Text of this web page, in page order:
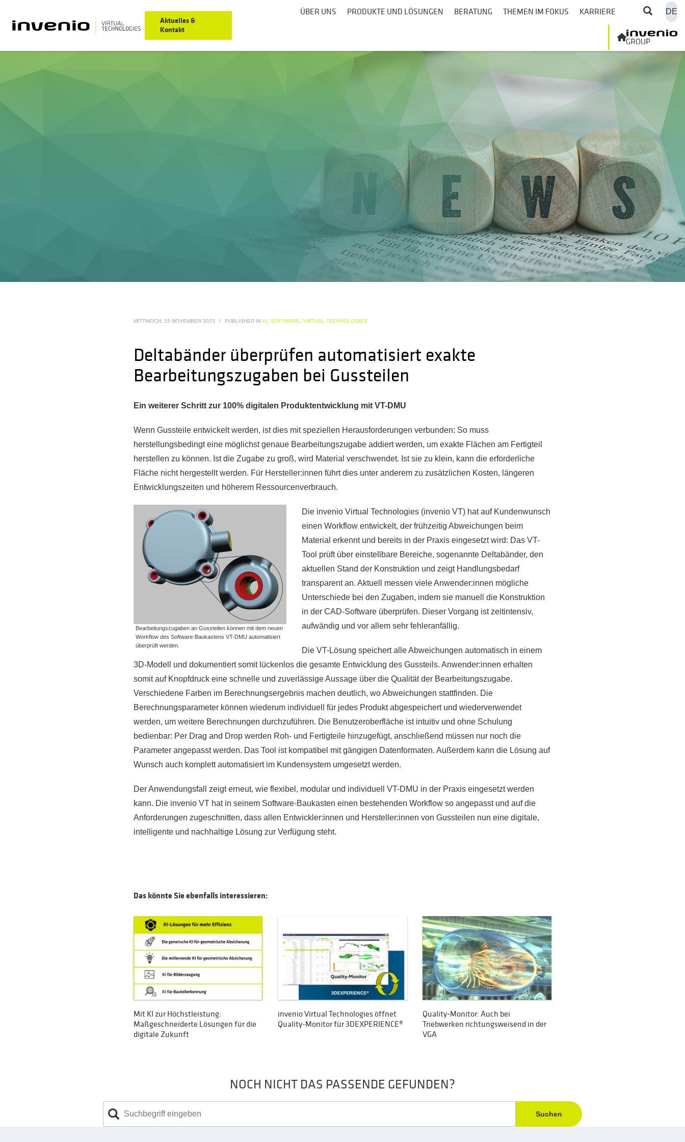
Aktuelles &
Kontakt
ÜBER UNS PRODUKTE UND LÖSUNGEN BERATUNG THEMEN IM FOKUS KARRIERE DE
MITTWOCH, 15 NOVEMBER 2023 / PUBLISHED IN KI , SOFTWARE, VIRTUAL TECHNOLOGIES
Deltabänder überprüfen automatisiert exakte
Bearbeitungszugaben bei Gussteilen
Ein weiterer Schritt zur 100% digitalen Produktentwicklung mit VT-DMU
Wenn Gussteile entwickelt werden, ist dies mit speziellen Herausforderungen verbunden: So muss
herstellungsbedingt eine möglichst genaue Bearbeitungszugabe addiert werden, um exakte Flächen am Fertigteil
herstellen zu können. Ist die Zugabe zu groß, wird Material verschwendet. Ist sie zu klein, kann die erforderliche
Fläche nicht hergestellt werden. Für Hersteller:innen führt dies unter anderem zu zusätzlichen Kosten, längeren
Entwicklungszeiten und höherem Ressourcenverbrauch.
Bearbeitungszugaben an Gussteilen können mit dem neuen
Workflow des Software-Baukastens VT-DMU automatisiert
überprüft werden.
Die invenio Virtual Technologies (invenio VT) hat auf Kundenwunsch
einen Workflow entwickelt, der frühzeitig Abweichungen beim
Material erkennt und bereits in der Praxis eingesetzt wird: Das VT-
Tool prüft über einstellbare Bereiche, sogenannte Deltabänder, den
aktuellen Stand der Konstruktion und zeigt Handlungsbedarf
transparent an. Aktuell messen viele Anwender:innen mögliche
Unterschiede bei den Zugaben, indem sie manuell die Konstruktion
in der CAD-Software überprüfen. Dieser Vorgang ist zeitintensiv,
aufwändig und vor allem sehr fehleranfällig.
Die VT-Lösung speichert alle Abweichungen automatisch in einem
3D-Modell und dokumentiert somit lückenlos die gesamte Entwicklung des Gussteils. Anwender:innen erhalten
somit auf Knopfdruck eine schnelle und zuverlässige Aussage über die Qualität der Bearbeitungszugabe.
Verschiedene Farben im Berechnungsergebnis machen deutlich, wo Abweichungen stattfinden. Die
Berechnungsparameter können wiederum individuell für jedes Produkt abgespeichert und wiederverwendet
werden, um weitere Berechnungen durchzuführen. Die Benutzeroberfläche ist intuitiv und ohne Schulung
bedienbar: Per Drag and Drop werden Roh- und Fertigteile hinzugefügt, anschließend müssen nur noch die
Parameter angepasst werden. Das Tool ist kompatibel mit gängigen Datenformaten. Außerdem kann die Lösung auf
Wunsch auch komplett automatisiert im Kundensystem umgesetzt werden.
Der Anwendungsfall zeigt erneut, wie flexibel, modular und individuell VT-DMU in der Praxis eingesetzt werden
kann. Die invenio VT hat in seinem Software-Baukasten einen bestehenden Workflow so angepasst und auf die
Anforderungen zugeschnitten, dass allen Entwickler:innen und Hersteller:innen von Gussteilen nun eine digitale,
intelligente und nachhaltige Lösung zur Verfügung steht.
Das könnte Sie ebenfalls interessieren:
Mit KI zur Höchstleistung:
Maßgeschneiderte Lösungen für die
digitale Zukunft
invenio Virtual Technologies öffnet
Quality-Monitor für 3DEXPERIENCE®
Quality-Monitor: Auch bei
Triebwerken richtungsweisend in der
VGA
NOCH NICHT DAS PASSENDE GEFUNDEN?
Suchen